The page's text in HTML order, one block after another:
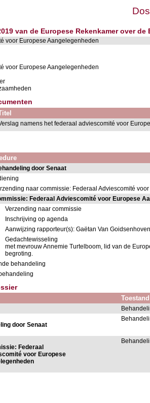
van de Europese Rekenkamer over de
voor Europese Aangelegenheden
voor Europese Aangelegenheden
namens het federaal adviescomité voor
door Senaat
naar commissie: Federaal Adviescomité
Federaal Adviescomité voor Europese
Verzending naar commissie
Inschrijving op agenda
Aanwijzing rapporteur(s): Gaëtan Van
Gedachtewisseling
met mevrouw Annemie Turtelboom, lid van de
begroting.
behandeling
Toestand
door Senaat
Federaal
voor Europese